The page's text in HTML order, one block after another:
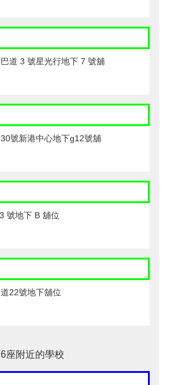
道 3 號星光行地下 7 號舖
號新港中心地下g12號舖
號地下 B 舖位
22號地下舖位
座附近的學校